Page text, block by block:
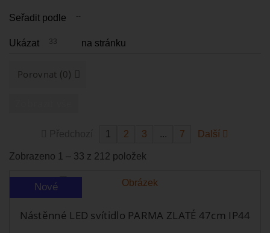
Seřadit podle --
Ukázat 33 na stránku
Porovnat (0)
1 2 3 ... 7 Další
Zobrazeno 1 – 33 z 212 položek
Nové
Nástěnné LED svítidlo PARMA ZLATÉ 47cm IP44